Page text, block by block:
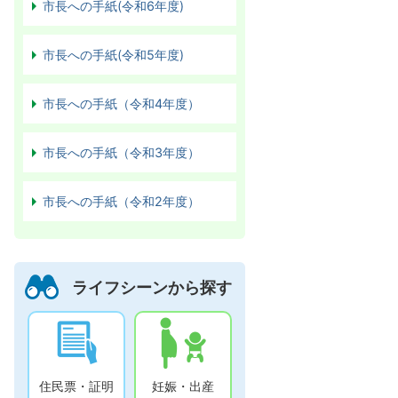
市長への手紙(令和6年度)
市長への手紙(令和5年度)
市長への手紙（令和4年度）
市長への手紙（令和3年度）
市長への手紙（令和2年度）
ライフシーンから探す
住民票・証明 妊娠・出産